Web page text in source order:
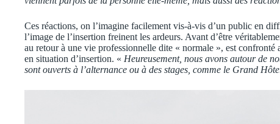
Ces réactions, on l’imagine facilement vis-à-vis d’un public en
l’image de l’insertion freinent les ardeurs. Avant d’être
au retour à une vie professionnelle dite « normale », est
en situation d’insertion. « Heureusement, nous avons autour de
sont ouverts à l’alternance ou à des stages, comme le Grand